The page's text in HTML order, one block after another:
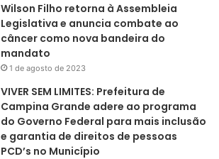
Wilson Filho retorna à Assembleia
Legislativa e anuncia combate ao
câncer como nova bandeira do
mandato
1 de agosto de 2023
VIVER SEM LIMITES: Prefeitura de
Campina Grande adere ao programa
do Governo Federal para mais inclusão
e garantia de direitos de pessoas
PCD’s no Município